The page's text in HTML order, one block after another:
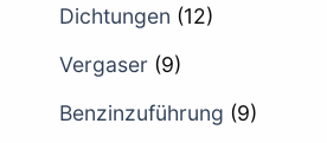
Dichtungen (12)
Vergaser (9)
Benzinzuführung (9)